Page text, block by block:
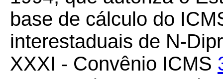
base de cálculo do
interestaduais de N-
XXXI - Convênio ICMS